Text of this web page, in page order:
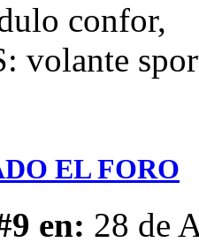
confor,
volante
EL FORO
en: 28 de